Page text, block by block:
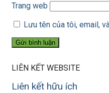
Trang web
Lưu tên của tôi, email,
LIÊN KẾT WEBSITE
Liên kết hữu ích